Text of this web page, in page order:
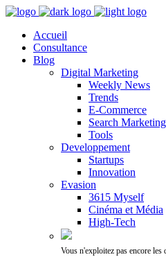
Accueil
Consultance
Blog
Digital Marketing
Weekly News
Trends
E-Commerce
Search Marketing
Tools
Developpement
Startups
Innovation
Evasion
3615 Myself
Cinéma et Média
High-Tech
Vous n'exploitez pas encore